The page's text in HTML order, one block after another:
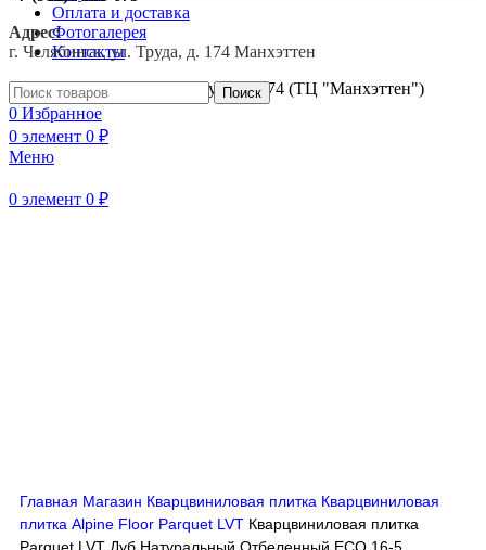
Оплата и доставка
Фотогалерея
Контакты
г. Челябинск, ул. Труда, д. 174 (ТЦ "Манхэттен")
Адрес:
г. Челябинск, ул. Труда, д. 174 Манхэттен
Поиск
0 Избранное
0 элемент 0 ₽
Меню
0 элемент 0 ₽
Главная Магазин Кварцвиниловая плитка Кварцвиниловая
плитка Alpine Floor Parquet LVT Кварцвиниловая плитка